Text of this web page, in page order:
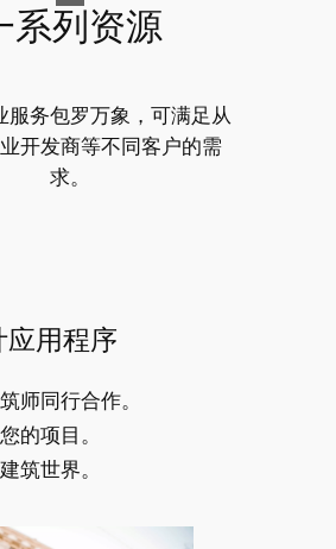
系列资源
服务包罗万象，可满足从
开发商等不同客户的需
求。
用程序
师同行合作。
的项目。
筑世界。